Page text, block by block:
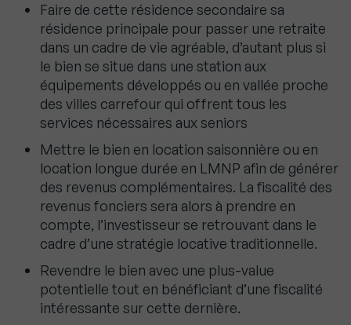
Faire de cette résidence secondaire sa
résidence principale pour passer une retraite
dans un cadre de vie agréable, d’autant plus si
le bien se situe dans une station aux
équipements développés ou en vallée proche
des villes carrefour qui offrent tous les
services nécessaires aux seniors
Mettre le bien en location saisonnière ou en
location longue durée en LMNP afin de générer
des revenus complémentaires. La fiscalité des
revenus fonciers sera alors à prendre en
compte, l’investisseur se retrouvant dans le
cadre d’une stratégie locative traditionnelle.
Revendre le bien avec une plus-value
potentielle tout en bénéficiant d’une fiscalité
intéressante sur cette dernière.